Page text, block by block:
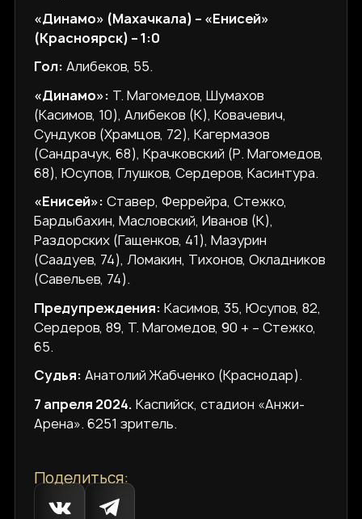
«Динамо» (Махачкала) – «Енисей»
(Красноярск) – 1:0
Гол: Алибеков, 55.
«Динамо»: Т. Магомедов, Шумахов
(Касимов, 10), Алибеков (К), Ковачевич,
Сундуков (Храмцов, 72), Кагермазов
(Сандрачук, 68), Крачковский (Р. Магомедов,
68), Юсупов, Глушков, Сердеров, Касинтура.
«Енисей»: Ставер, Феррейра, Стежко,
Бардыбахин, Масловский, Иванов (К),
Раздорских (Гащенков, 41), Мазурин
(Саадуев, 74), Ломакин, Тихонов, Окладников
(Савельев, 74).
Предупреждения: Касимов, 35, Юсупов, 82,
Сердеров, 89, Т. Магомедов, 90 + – Стежко,
65.
Судья: Анатолий Жабченко (Краснодар).
7 апреля 2024. Каспийск, стадион «Анжи-
Арена». 6251 зритель.
Поделиться: